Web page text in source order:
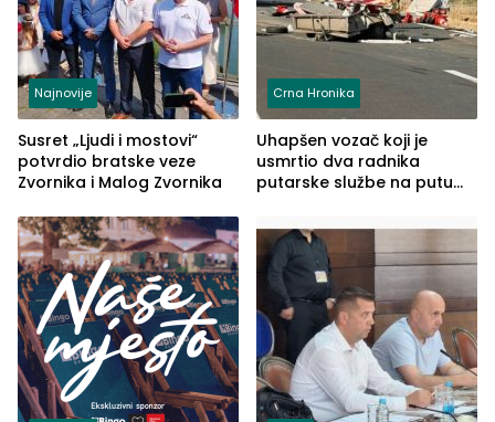
Najnovije
Susret „Ljudi i mostovi“
potvrdio bratske veze
Zvornika i Malog Zvornika
Crna Hronika
Uhapšen vozač koji je
usmrtio dva radnika
putarske službe na putu
(FOTO)